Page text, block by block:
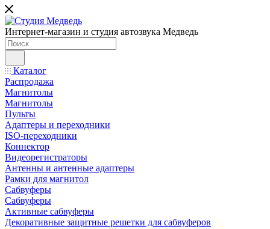
Интернет-магазин и студия автозвука Медведь
Каталог
Распродажа
Магнитолы
Магнитолы
Пульты
Адаптеры и переходники
ISO-переходники
Коннектор
Видеорегистраторы
Антенны и антенные адаптеры
Рамки для магнитол
Сабвуферы
Сабвуферы
Активные сабвуферы
Декоративные защитные решетки для сабвуферов